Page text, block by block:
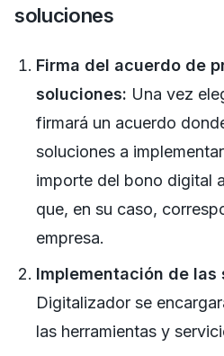
soluciones
Firma del acuerdo de
soluciones: Una vez
firmará un acuerdo
soluciones a
importe del bono digital
que, en su caso,
empresa.
Implementación de las
Digitalizador se
las herramientas y